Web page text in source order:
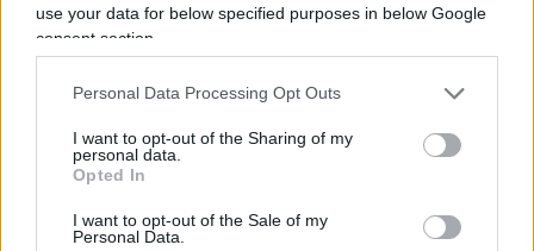
use your data for below specified purposes in below Google
consent section.
Personal Data Processing Opt Outs
I want to opt-out of the Sharing of my
personal data.
Opted In
I want to opt-out of the Sale of my
Personal Data.
false o dubbie», il motivo è che spesso «degli a
priori apparentemente innocui e di uso corrente
possono condurre, sulla base di argomenti solidi,
cristallina e illuminista teoria della razionalità.
Che fine fa la Ragione, dei singoli, dello Stato, del